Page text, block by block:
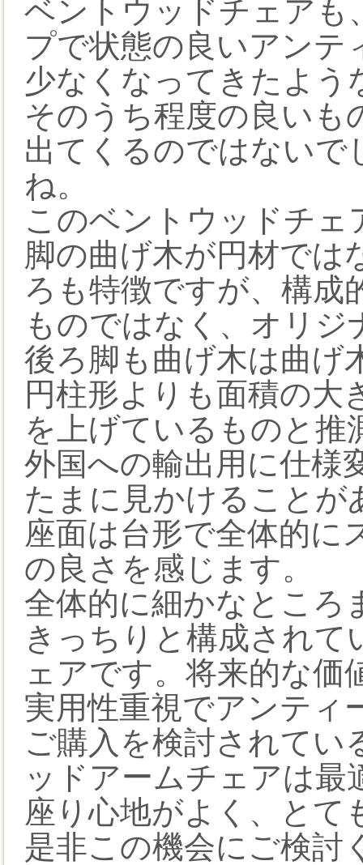
ベントウッドチェアも
プで状態の良いアンテ
少なくなってきたよう
そのうち程度の良いも
出てくるのではないで
ね。
このベントウッドチ
脚の曲げ木が円材では
ろも特徴ですが、構成
ものではなく、オリジ
後ろ脚も曲げ木は曲げ
円柱形よりも面積の大
を上げているものと推
外国への輸出用に仕様
たまに見かけることが
座面は台形で全体的に
の良さを感じます。
全体的に細かなところ
きっちりと構成され
ェアです。将来的な価
実用性重視でアンティ
ご購入を検討されてい
ッドアームチェアは最
座り心地がよく、とて
是非この機会にご検討